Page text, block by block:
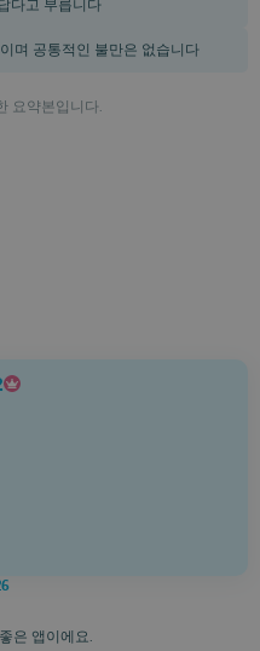
다고 부릅니다
며 공통적인 불만은 없습니다
요약본입니다.
은 앱이에요.